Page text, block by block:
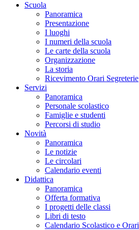
Scuola
Panoramica
Presentazione
I luoghi
I numeri della scuola
Le carte della scuola
Organizzazione
La storia
Ricevimento Orari Segreterie
Servizi
Panoramica
Personale scolastico
Famiglie e studenti
Percorsi di studio
Novità
Panoramica
Le notizie
Le circolari
Calendario eventi
Didattica
Panoramica
Offerta formativa
I progetti delle classi
Libri di testo
Calendario Scolastico e Orari